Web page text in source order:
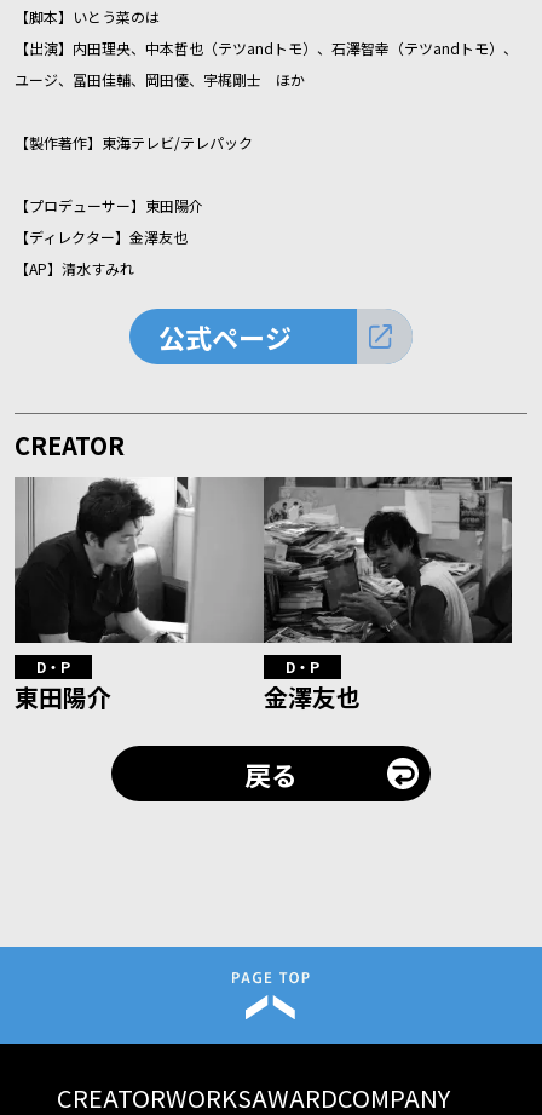
【脚本】いとう菜のは
【出演】内田理央、中本哲也（テツandトモ）、石澤智幸（テツandトモ）、
ユージ、冨田佳輔、岡田優、宇梶剛士 ほか
【製作著作】東海テレビ/テレパック
【プロデューサー】東田陽介
【ディレクター】金澤友也
【AP】清水すみれ
公式ページ
CREATOR
D・P
東田陽介
D・P
金澤友也
戻る
CREATORWORKSAWARDCOMPANY